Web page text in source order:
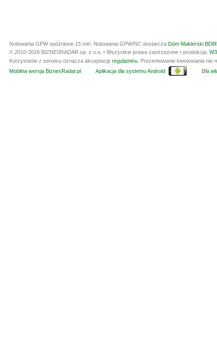
Notowania GPW opóźnione 15 min. Notowania GPW/NC dostarcza Dom Maklerski
© 2010-2026 BIZNESRADAR sp. z o.o. • Wszystkie prawa zastrzeżone • produkcja:
Korzystanie z serwisu oznacza akceptację regulaminu . Prezentowanie kwotowania
Mobilna wersja BiznesRadar.pl
Aplikacja dla systemu Android Dla